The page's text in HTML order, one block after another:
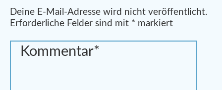
Deine E-Mail-Adresse wird nicht veröffentlicht.
Erforderliche Felder sind mit * markiert